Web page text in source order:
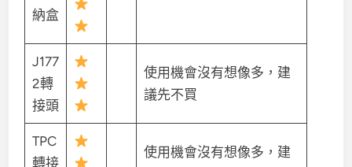
納盒
J177
2轉
接頭
使用機會沒有想像多，建
議先不買
TPC
轉接
使用機會沒有想像多，建